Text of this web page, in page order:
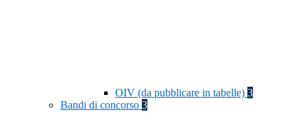
OIV (da pubblicare in tabelle) 3
Bandi di concorso 3